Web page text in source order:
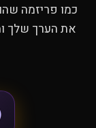
כמו פריזמה
את הערך שלך